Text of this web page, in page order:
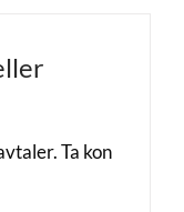
Ta kon